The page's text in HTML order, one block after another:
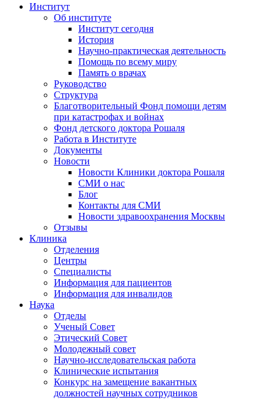
Институт
Об институте
Институт сегодня
История
Научно-практическая деятельность
Помощь по всему миру
Память о врачах
Руководство
Структура
Благотворительный Фонд помощи детям
при катастрофах и войнах
Фонд детского доктора Рошаля
Работа в Институте
Документы
Новости
Новости Клиники доктора Рошаля
СМИ о нас
Блог
Контакты для СМИ
Новости здравоохранения Москвы
Отзывы
Клиника
Отделения
Центры
Специалисты
Информация для пациентов
Информация для инвалидов
Наука
Отделы
Ученый Совет
Этический Совет
Молодежный совет
Научно-исследовательская работа
Клинические испытания
Конкурс на замещение вакантных
должностей научных сотрудников